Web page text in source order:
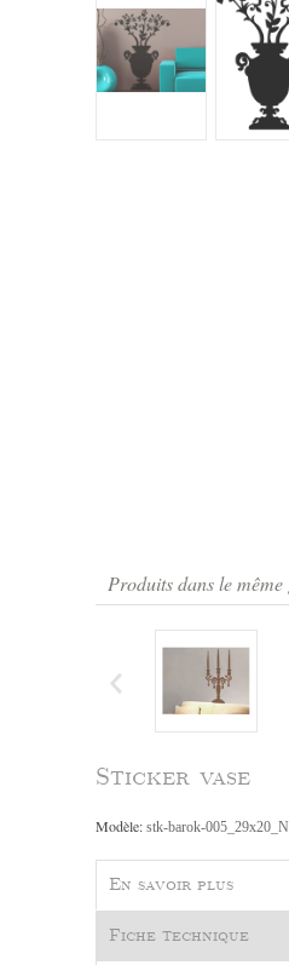
Produits dans le même
Sticker vase
Modèle: stk-barok-
En savoir plus
Fiche technique